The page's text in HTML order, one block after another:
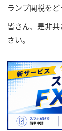
ランプ関税を
皆さん、是非
さい。